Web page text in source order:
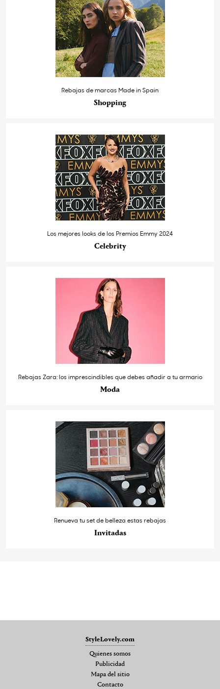
Rebajas de marcas Made in Spain
Shopping
Los mejores looks de los Premios Emmy 2024
Celebrity
Rebajas Zara: los imprescindibles que debes añadir a tu armario
Moda
Renueva tu set de belleza estas rebajas
Invitadas
StyleLovely.com
Quienes somos
Publicidad
Mapa del sitio
Contacto